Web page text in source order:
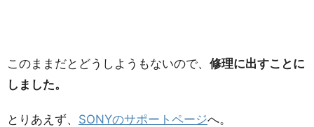
このままだとどうしようもないので、 修理に出すことに
しました。
とりあえず、 SONYのサポートページへ。